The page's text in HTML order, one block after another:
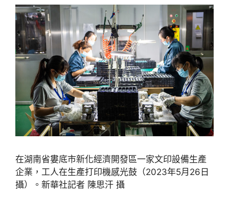
在湖南省婁底市新化經濟開發區一家文印設備生產
企業，工人在生產打印機感光鼓（2023年5月26日
攝）。新華社記者 陳思汗 攝